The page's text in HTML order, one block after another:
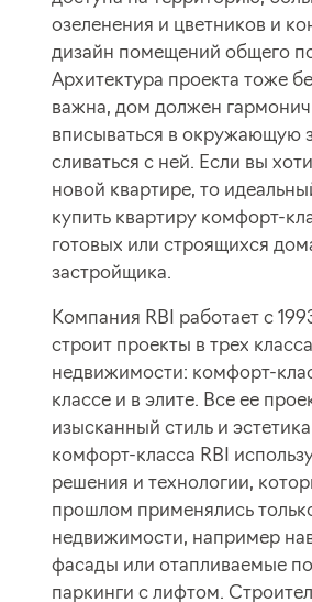
озеленения и цветников и
дизайн помещений общего
Архитектура проекта тоже
важна, дом должен
вписываться в окружающую
сливаться с ней. Если вы
новой квартире, то
купить квартиру комфорт-
готовых или строящихся
застройщика.
Компания RBI работает с
строит проекты в трех
недвижимости: комфорт-
классе и в элите. Все ее
изысканный стиль и
комфорт-класса RBI
решения и технологии,
прошлом применялись
недвижимости, например
фасады или отапливаемые
паркинги с лифтом.